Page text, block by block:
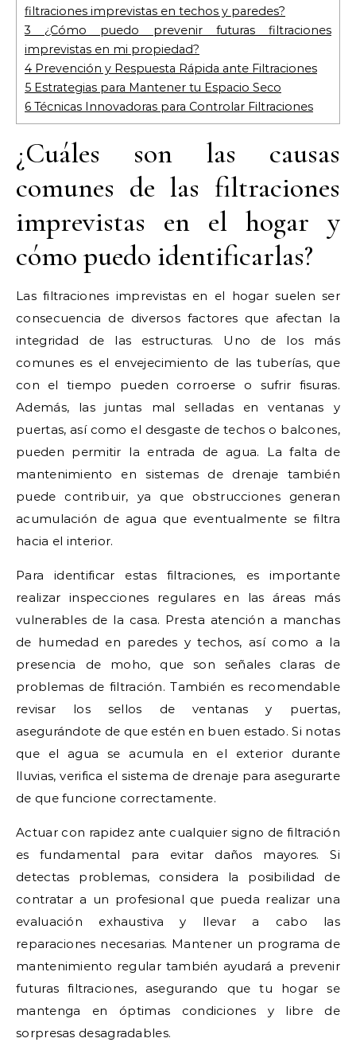
filtraciones imprevistas en techos y paredes?
3 ¿Cómo puedo prevenir futuras filtraciones
imprevistas en mi propiedad?
4 Prevención y Respuesta Rápida ante Filtraciones
5 Estrategias para Mantener tu Espacio Seco
6 Técnicas Innovadoras para Controlar Filtraciones
¿Cuáles son las causas
comunes de las filtraciones
imprevistas en el hogar y
cómo puedo identificarlas?
Las filtraciones imprevistas en el hogar suelen ser
consecuencia de diversos factores que afectan la
integridad de las estructuras. Uno de los más
comunes es el envejecimiento de las tuberías, que
con el tiempo pueden corroerse o sufrir fisuras.
Además, las juntas mal selladas en ventanas y
puertas, así como el desgaste de techos o balcones,
pueden permitir la entrada de agua. La falta de
mantenimiento en sistemas de drenaje también
puede contribuir, ya que obstrucciones generan
acumulación de agua que eventualmente se filtra
hacia el interior.
Para identificar estas filtraciones, es importante
realizar inspecciones regulares en las áreas más
vulnerables de la casa. Presta atención a manchas
de humedad en paredes y techos, así como a la
presencia de moho, que son señales claras de
problemas de filtración. También es recomendable
revisar los sellos de ventanas y puertas,
asegurándote de que estén en buen estado. Si notas
que el agua se acumula en el exterior durante
lluvias, verifica el sistema de drenaje para asegurarte
de que funcione correctamente.
Actuar con rapidez ante cualquier signo de filtración
es fundamental para evitar daños mayores. Si
detectas problemas, considera la posibilidad de
contratar a un profesional que pueda realizar una
evaluación exhaustiva y llevar a cabo las
reparaciones necesarias. Mantener un programa de
mantenimiento regular también ayudará a prevenir
futuras filtraciones, asegurando que tu hogar se
mantenga en óptimas condiciones y libre de
sorpresas desagradables.